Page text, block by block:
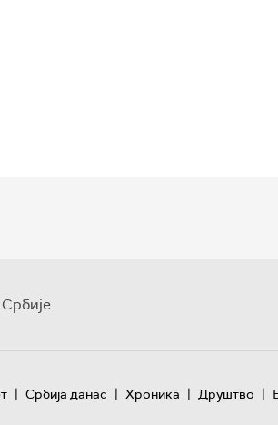
| Србија данас | Хроника | Друштво |